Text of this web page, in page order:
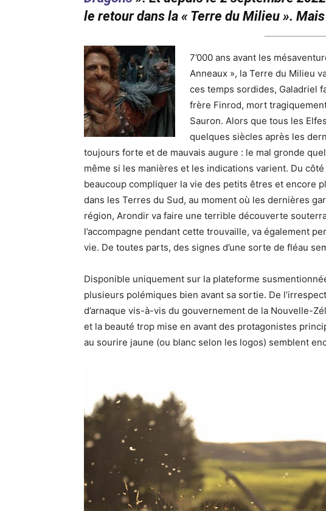
le retour dans la « Terre du Milieu ».
7’000 ans avant les
Anneaux », la Terre du Milieu
ces temps sordides, Galadriel
frère Finrod, mort
Sauron. Alors que tous les
quelques siècles après les
toujours forte et de mauvais augure : le mal gronde
même si les manières et les indications varient. Du
beaucoup compliquer la vie des petits êtres et encore
dans les Terres du Sud, au moment où les dernières
région, Arondir va faire une terrible découverte
l’accompagne pendant cette trouvaille, va également
vie. De toutes parts, des signes d’une sorte de fléau
Disponible uniquement sur la plateforme
plusieurs polémiques bien avant sa sortie. De
d’arnaque vis-à-vis du gouvernement de la Nouvelle-
et la beauté trop mise en avant des protagonistes
au sourire jaune (ou blanc selon les logos) semblent